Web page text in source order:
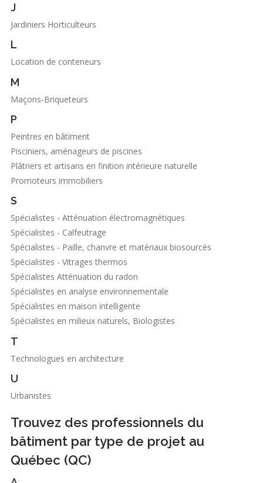
J
Jardiniers Horticulteurs
L
Location de conteneurs
M
Maçons-Briqueteurs
P
Peintres en bâtiment
Pisciniers, aménageurs de piscines
Plâtriers et artisans en finition intérieure naturelle
Promoteurs immobiliers
S
Spécialistes - Atténuation électromagnétiques
Spécialistes - Calfeutrage
Spécialistes - Paille, chanvre et matériaux biosourcés
Spécialistes - Vitrages thermos
Spécialistes Atténuation du radon
Spécialistes en analyse environnementale
Spécialistes en maison intelligente
Spécialistes en milieux naturels, Biologistes
T
Technologues en architecture
U
Urbanistes
Trouvez des professionnels du
bâtiment par type de projet au
Québec (QC)